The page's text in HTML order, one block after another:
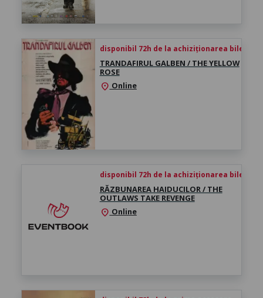
disponibil 72h de la achiziționarea biletului
TRANDAFIRUL GALBEN / THE YELLOW
ROSE
location_on Online
disponibil 72h de la achiziționarea biletului
RĂZBUNAREA HAIDUCILOR / THE
OUTLAWS TAKE REVENGE
location_on Online